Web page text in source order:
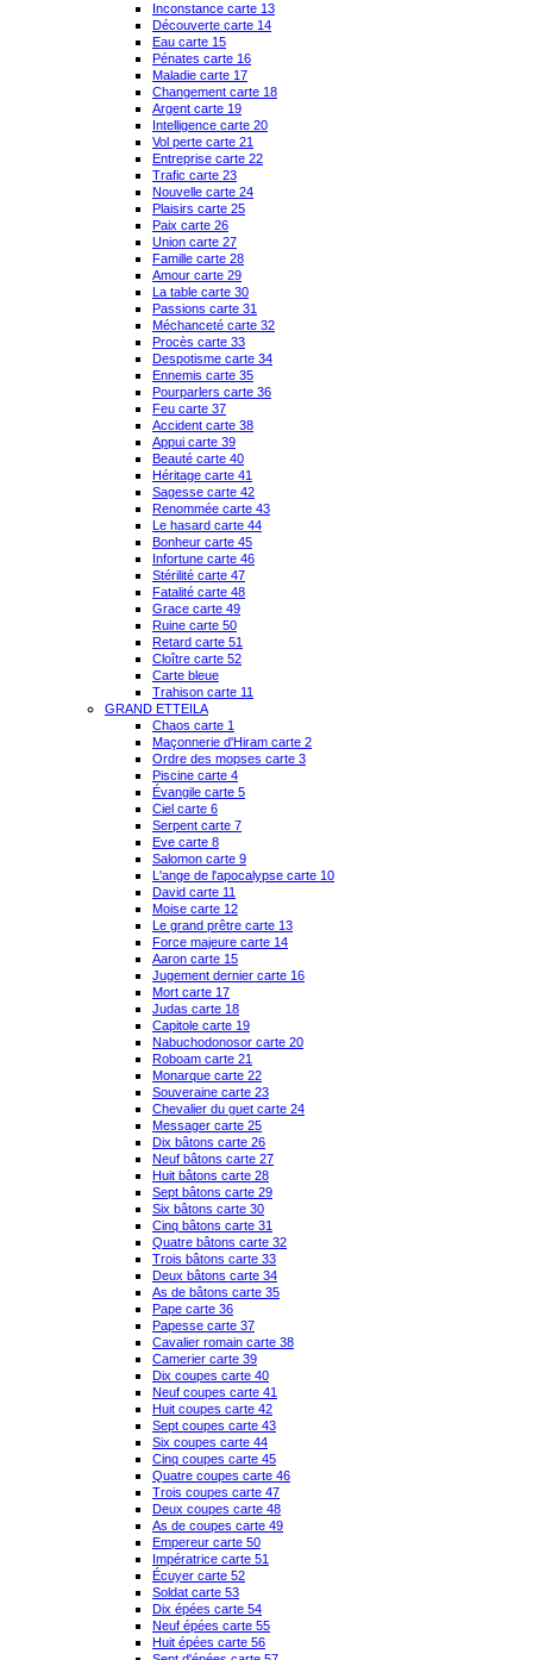
Inconstance carte 13
Découverte carte 14
Eau carte 15
Pénates carte 16
Maladie carte 17
Changement carte 18
Argent carte 19
Intelligence carte 20
Vol perte carte 21
Entreprise carte 22
Trafic carte 23
Nouvelle carte 24
Plaisirs carte 25
Paix carte 26
Union carte 27
Famille carte 28
Amour carte 29
La table carte 30
Passions carte 31
Méchanceté carte 32
Procès carte 33
Despotisme carte 34
Ennemis carte 35
Pourparlers carte 36
Feu carte 37
Accident carte 38
Appui carte 39
Beauté carte 40
Héritage carte 41
Sagesse carte 42
Renommée carte 43
Le hasard carte 44
Bonheur carte 45
Infortune carte 46
Stérilité carte 47
Fatalité carte 48
Grace carte 49
Ruine carte 50
Retard carte 51
Cloître carte 52
Carte bleue
Trahison carte 11
GRAND ETTEILA
Chaos carte 1
Maçonnerie d'Hiram carte 2
Ordre des mopses carte 3
Piscine carte 4
Évangile carte 5
Ciel carte 6
Serpent carte 7
Eve carte 8
Salomon carte 9
L'ange de l'apocalypse carte 10
David carte 11
Moise carte 12
Le grand prêtre carte 13
Force majeure carte 14
Aaron carte 15
Jugement dernier carte 16
Mort carte 17
Judas carte 18
Capitole carte 19
Nabuchodonosor carte 20
Roboam carte 21
Monarque carte 22
Souveraine carte 23
Chevalier du guet carte 24
Messager carte 25
Dix bâtons carte 26
Neuf bâtons carte 27
Huit bâtons carte 28
Sept bâtons carte 29
Six bâtons carte 30
Cinq bâtons carte 31
Quatre bâtons carte 32
Trois bâtons carte 33
Deux bâtons carte 34
As de bâtons carte 35
Pape carte 36
Papesse carte 37
Cavalier romain carte 38
Camerier carte 39
Dix coupes carte 40
Neuf coupes carte 41
Huit coupes carte 42
Sept coupes carte 43
Six coupes carte 44
Cinq coupes carte 45
Quatre coupes carte 46
Trois coupes carte 47
Deux coupes carte 48
As de coupes carte 49
Empereur carte 50
Impératrice carte 51
Écuyer carte 52
Soldat carte 53
Dix épées carte 54
Neuf épées carte 55
Huit épées carte 56